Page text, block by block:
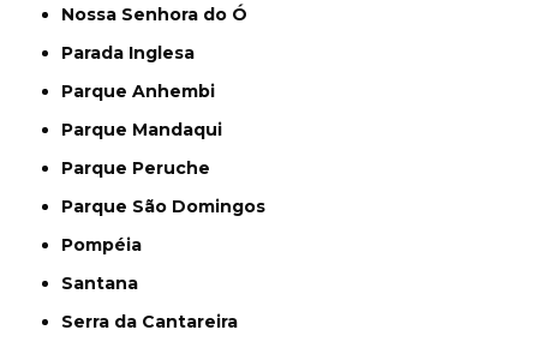
Nossa Senhora do Ó
Parada Inglesa
Parque Anhembi
Parque Mandaqui
Parque Peruche
Parque São Domingos
Pompéia
Santana
Serra da Cantareira